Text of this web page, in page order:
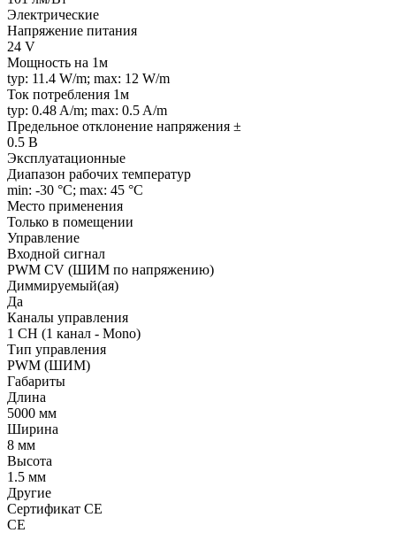
Электрические
Напряжение питания
24 V
Мощность на 1м
typ: 11.4 W/m; max: 12 W/m
Ток потребления 1м
typ: 0.48 A/m; max: 0.5 A/m
Предельное отклонение напряжения ±
0.5 В
Эксплуатационные
Диапазон рабочих температур
min: -30 °C; max: 45 °C
Место применения
Только в помещении
Управление
Входной сигнал
PWM СV (ШИМ по напряжению)
Диммируемый(ая)
Да
Каналы управления
1 CH (1 канал - Mono)
Тип управления
PWM (ШИМ)
Габариты
Длина
5000 мм
Ширина
8 мм
Высота
1.5 мм
Другие
Сертификат CE
CE